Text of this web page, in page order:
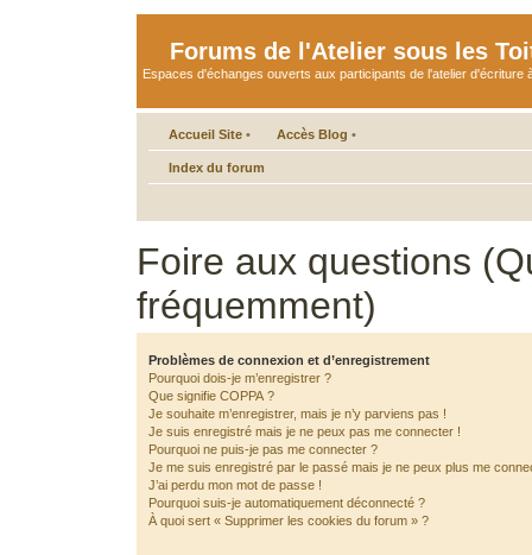
Forums de l'Atelier sous les
Espaces d'échanges ouverts aux participants de l'atelier d'écriture
Accueil Site • Accès Blog •
Index du forum
Foire aux questions
fréquemment)
Problèmes de connexion et d’enregistrement
Pourquoi dois-je m’enregistrer ?
Que signifie COPPA ?
Je souhaite m’enregistrer, mais je n’y parviens pas !
Je suis enregistré mais je ne peux pas me connecter !
Pourquoi ne puis-je pas me connecter ?
Je me suis enregistré par le passé mais je ne peux plus me
J’ai perdu mon mot de passe !
Pourquoi suis-je automatiquement déconnecté ?
À quoi sert « Supprimer les cookies du forum » ?